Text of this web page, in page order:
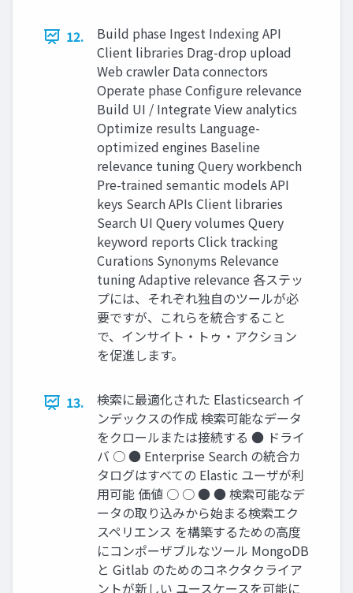
12.
Build phase Ingest Indexing API
Client libraries Drag-drop upload
Web crawler Data connectors
Operate phase Configure relevance
Build UI / Integrate View analytics
Optimize results Language-
optimized engines Baseline
relevance tuning Query workbench
Pre-trained semantic models API
keys Search APIs Client libraries
Search UI Query volumes Query
keyword reports Click tracking
Curations Synonyms Relevance
tuning Adaptive relevance 各ステッ
プには、それぞれ独⾃のツールが必
要ですが、これらを統合すること
で、インサイト・トゥ・アクション
を促進します。
13.
検索に最適化された Elasticsearch イ
ンデックスの作成 検索可能なデータ
をクロールまたは接続する ● ドライ
バ ○ ● Enterprise Search の統合カ
タログはすべての Elastic ユーザが利
⽤可能 価値 ○ ○ ● ● 検索可能なデ
ータの取り込みから始まる検索エク
スペリエンス を構築するための⾼度
にコンポーザブルなツール MongoDB
と Gitlab のためのコネクタクライア
ントが新しい ユースケースを可能に